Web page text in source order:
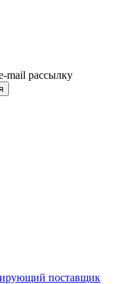
mail рассылку
поставщик